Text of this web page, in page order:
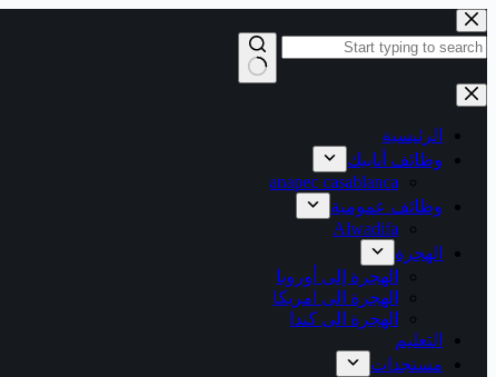
التجاوز
إلى
المحتوى
نتائج
الرئيسية
وظائف أنابيك
anapec casablanca
وظائف عمومية
Alwadifa
الهجرة
الهجرة إلى أوروبا
الهجرة الى امريكا
الهجرة الى كندا
التعليم
مستجدات